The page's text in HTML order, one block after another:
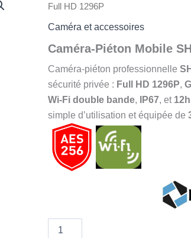
Full HD 1296P
Caméra et accessoires
Caméra-Piéton Mobile
Caméra‑piéton professionnelle
sécurité privée : Full HD 1296P,
Wi‑Fi double bande, IP67, et
simple d’utilisation et équipée de